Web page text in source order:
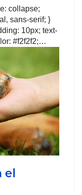
collapse;
sans-serif; }
10px; text-
#f2f2f2;…
el